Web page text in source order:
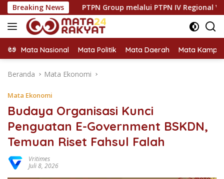
Langsung
ke
konten
Breaking News
PTPN Group melalui PTPN IV Regional VII Dukung
Mata Nasional Mata Politik Mata Daerah Mata
Beranda Mata Ekonomi
Mata Ekonomi
Budaya Organisasi Kunci
Penguatan E-Government BSKDN,
Temuan Riset Fahsul Falah
Vritimes
Juli 8, 2026